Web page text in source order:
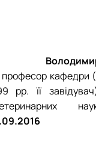
професор кафедри
рр. її